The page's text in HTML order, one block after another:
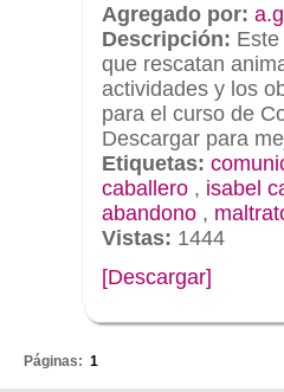
Agregado por:
Descripción:
que rescatan
actividades y los
para el curso de
Descargar para
Etiquetas:
caballero , isabel
abandono ,
Vistas: 1444
[Descargar]
Páginas: 1